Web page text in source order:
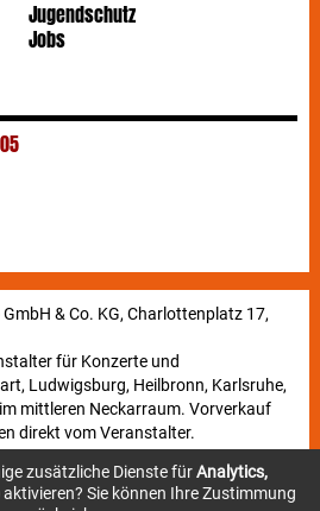
Jugendschutz
Jobs
& Co. KG, Charlottenplatz 17,
für Konzerte und
Ludwigsburg, Heilbronn, Karlsruhe,
mittleren Neckarraum. Vorverkauf
direkt vom Veranstalter.
zusätzliche Dienste fürAnalytics,
aktivieren? Sie können Ihre Zustimmung